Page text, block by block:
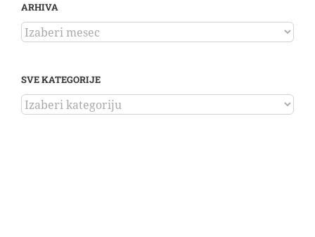
ARHIVA
ARHIVA
SVE KATEGORIJE
SVE
KATEGORIJE